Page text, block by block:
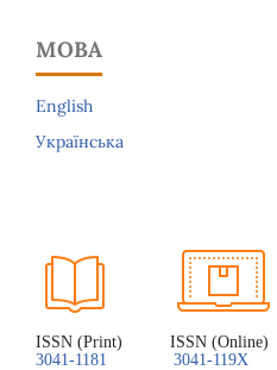
МОВА
English
Українська
ISSN (Print)          ISSN (Online)
3041-1181
3041-119X